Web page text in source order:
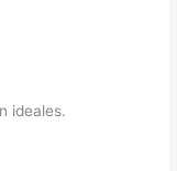
ideales.